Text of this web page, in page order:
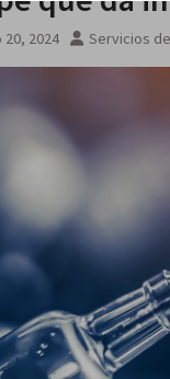
20, 2024 Servicios